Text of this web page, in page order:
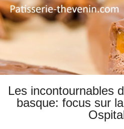
Les incontournables
basque: focus sur